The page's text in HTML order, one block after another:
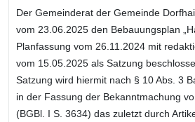
Der Gemeinderat der Gemeinde
vom 23.06.2025 den Bebauungsplan
Planfassung vom 26.11.2024 mit
vom 15.05.2025 als Satzung
Satzung wird hiermit nach § 10 Abs. 3
in der Fassung der Bekanntmachung
(BGBl. I S. 3634) das zuletzt durch